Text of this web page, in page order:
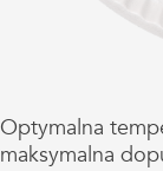
Optymalna
maksymalna